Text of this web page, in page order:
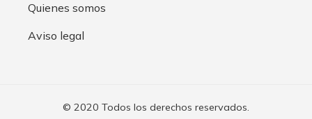
Quienes somos
Aviso legal
© 2020 Todos los derechos reservados.